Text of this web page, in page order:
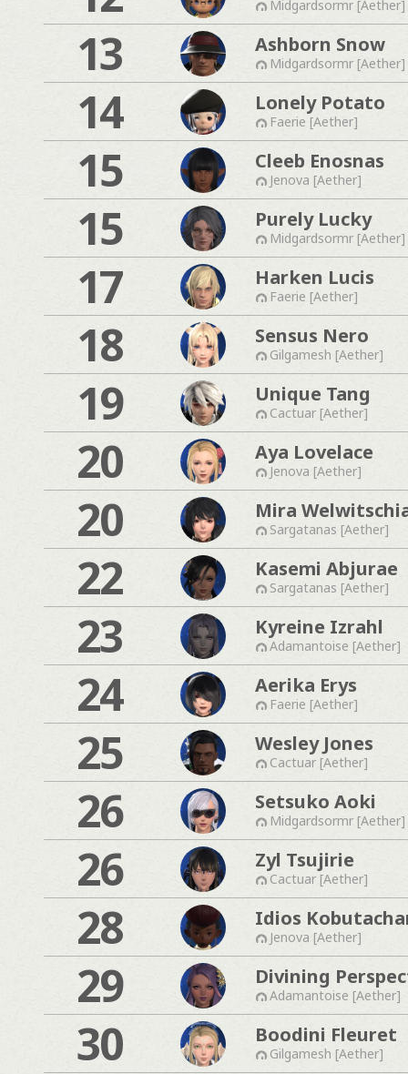
Midgardsormr [Aether]
13 Ashborn Snow
Midgardsormr [Aether]
14 Lonely Potato
Faerie [Aether]
15 Cleeb Enosnas
Jenova [Aether]
15 Purely Lucky
Midgardsormr [Aether]
17 Harken Lucis
Faerie [Aether]
18 Sensus Nero
Gilgamesh [Aether]
19 Unique Tang
Cactuar [Aether]
20 Aya Lovelace
Jenova [Aether]
20 Mira
Sargatanas [Aether]
22 Kasemi Abjurae
Sargatanas [Aether]
23 Kyreine Izrahl
Adamantoise [Aether]
24 Aerika Erys
Faerie [Aether]
25 Wesley Jones
Cactuar [Aether]
26 Setsuko Aoki
Midgardsormr [Aether]
26 Zyl Tsujirie
Cactuar [Aether]
28 Idios
Jenova [Aether]
29 Divining
Adamantoise [Aether]
30 Boodini Fleuret
Gilgamesh [Aether]